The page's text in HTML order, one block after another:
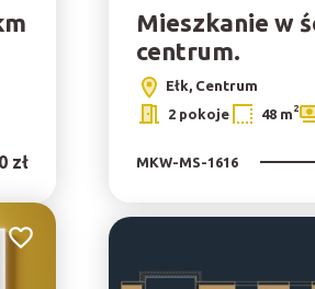
zł
Mieszkanie w
centrum.
Ełk, Centrum
2 pokoje
48 m2
MKW-MS-1616
Dodaj do ulubionych